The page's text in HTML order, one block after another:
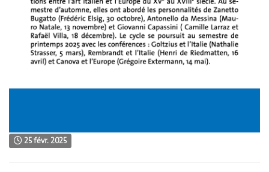
25 févr. 2025